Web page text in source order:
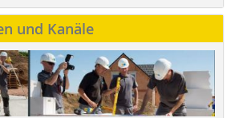
und Kanäle